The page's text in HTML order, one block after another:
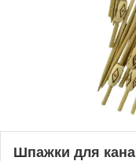
Шпажки для